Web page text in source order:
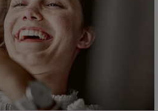
Leistungsfall melden
oder telefonisch
einreichen